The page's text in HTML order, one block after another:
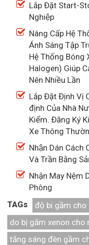
Lắp Đặt Start-
Nghiệp
Nâng Cấp Hệ
Ánh Sáng Tập
Hệ Thống Bóng
Halogen) Giúp
Nên Nhiều Lần
Lắp Đặt Định Vị
định Của Nhà
Kiểm. Đăng Ký
Xe Thông
Nhận Dán Cách
Và Trần Bằng
Nhận May Nệm
Phông
TAGs
độ bi gầm cho
do bị găm xenon cho
tăng sáng đèn gầm